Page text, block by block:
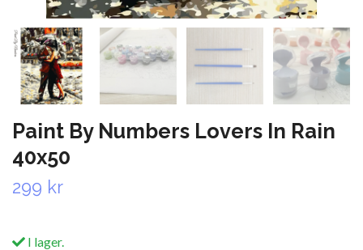
Paint By Numbers Lovers In Rain
40x50
299 kr
I lager.